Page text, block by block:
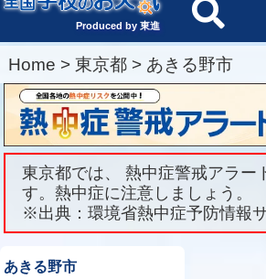
Produced by 東進
Home > 東京都 > あきる野市
東京都では、 熱中症警戒アラー
す。熱中症に注意しましょう。
※出典：環境省熱中症予防情報
あきる野市